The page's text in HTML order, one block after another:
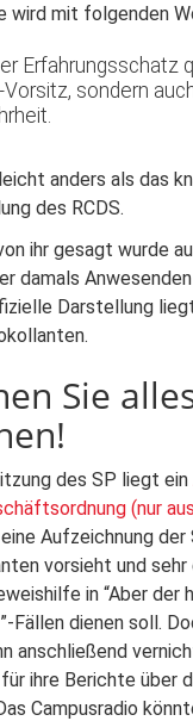
wird mit folgenden
Erfahrungsschatz
sondern
anders als das
des RCDS.
ihr gesagt wurde
damals
Darstellung
Sie
des SP liegt ein
(nur
Aufzeichnung
vorsieht und sehr
in “Aber der
dienen soll.
anschließend
ihre Berichte über
Campusradio